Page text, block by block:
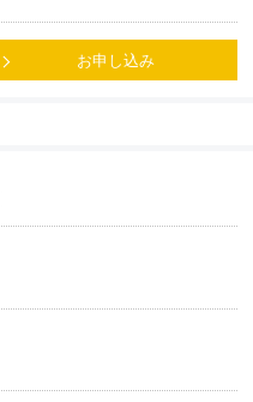
お申し込み